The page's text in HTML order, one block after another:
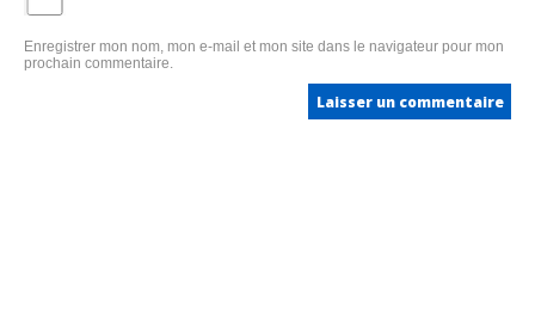
Enregistrer mon nom, mon e-mail et mon site dans le navigateur pour mon
prochain commentaire.